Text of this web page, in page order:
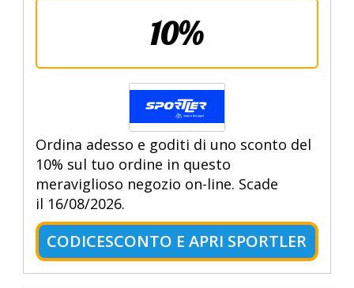
10%
Ordina adesso e goditi di uno sconto del
10% sul tuo ordine in questo
meraviglioso negozio on-line. Scade
il 16/08/2026.
CODICESCONTO E APRI SPORTLER